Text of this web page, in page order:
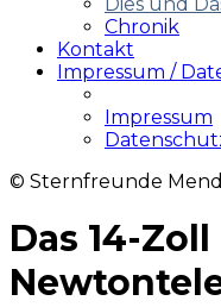
Chronik
Kontakt
Impressum /
Impressum
© Sternfreunde
Das 14-Zoll